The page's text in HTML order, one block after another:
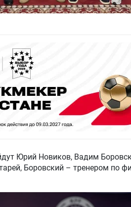
Юрий Новиков, Вадим
Боровский – тренером по